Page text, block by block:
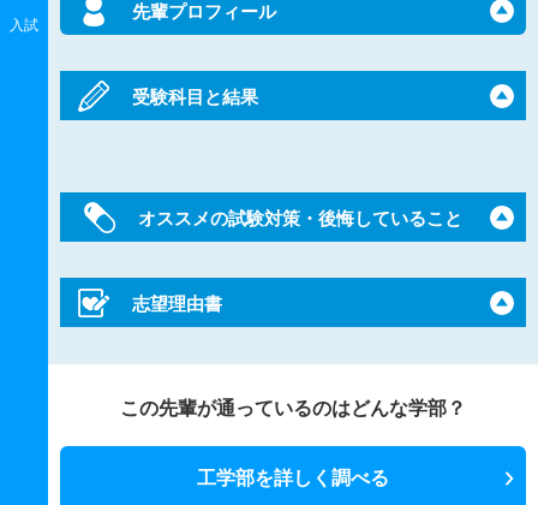
入試
先輩プロフィール
受験科目と結果
オススメの試験対策・後悔していること
志望理由書
この先輩が通っているのはどんな学部？
工学部を詳しく調べる